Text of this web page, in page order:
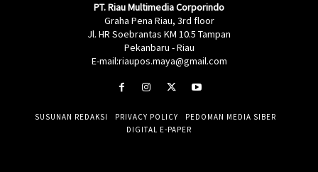
PT. Riau Multimedia Corporindo
Graha Pena Riau, 3rd floor
Jl. HR Soebrantas KM 10.5 Tampan
Pekanbaru - Riau
E-mail:riaupos.maya@gmail.com
SUSUNAN REDAKSI PRIVACY POLICY
PEDOMAN MEDIA SIBER
DIGITAL E-PAPER